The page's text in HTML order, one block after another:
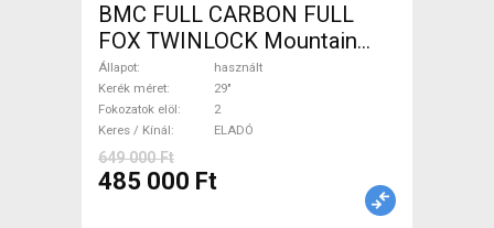
BMC FULL CARBON FULL
FOX TWINLOCK Mountain
Bike 29" össztelós / fully
használt ELADÓ
Állapot
használt
Kerék méret
29"
Fokozatok elöl
2
Keres / Kínál
ELADÓ
649 000 Ft
485 000 Ft